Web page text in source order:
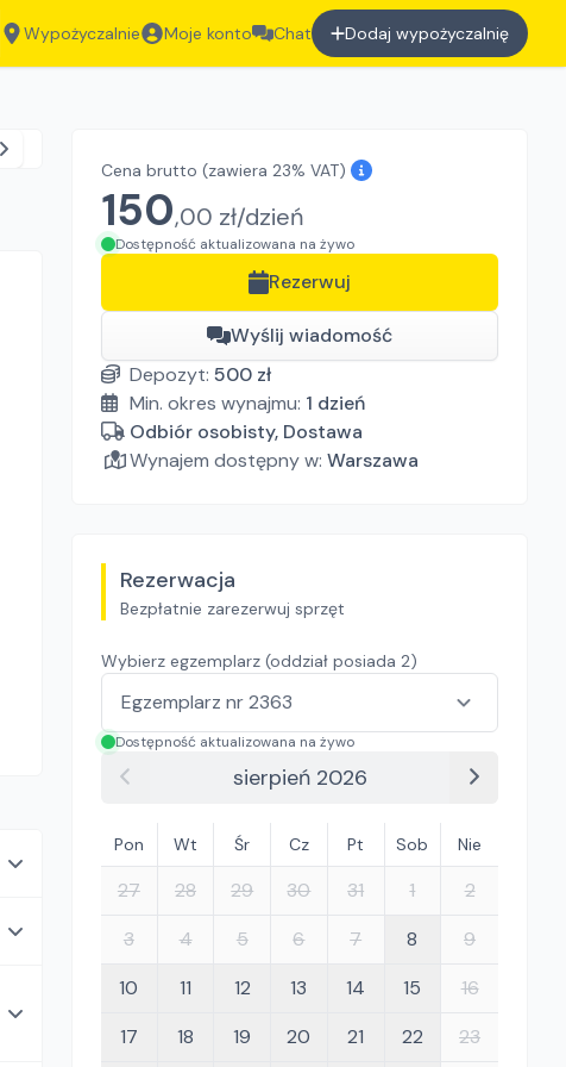
Wypożyczalnie Moje konto Chat Dodaj wypożyczalnię
Cena brutto (zawiera 23% VAT)
150,00 zł/dzień
Dostępność aktualizowana na żywo
Rezerwuj
Wyślij wiadomość
Depozyt: 500 zł
Min. okres wynajmu: 1 dzień
Odbiór osobisty, Dostawa
Wynajem dostępny w: Warszawa
Rezerwacja
Bezpłatnie zarezerwuj sprzęt
Wybierz egzemplarz (oddział posiada 2)
Dostępność aktualizowana na żywo
sierpień 2026
Pon Wt Śr Cz Pt Sob Nie
27 28 29 30 31 1
2
3
4 5 6 7 8
9
10
11 12 13 14 15
16
17
18 19 20 21 22
23